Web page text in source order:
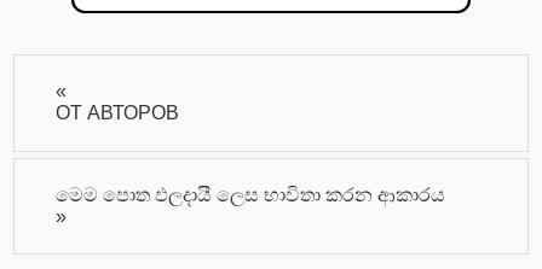
«
ОТ АВТОРОВ
මෙම පොත ඵලදායී ලෙස භාවිතා කරන ආකාරය
»